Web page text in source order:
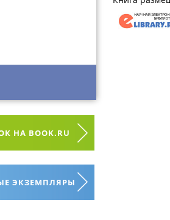
НА BOOK.RU
ЭКЗЕМПЛЯРЫ